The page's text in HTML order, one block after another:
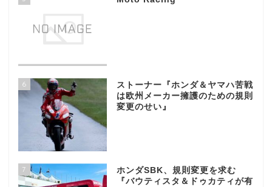
6
ストーナー『ホンダ＆ヤマハ苦戦
は欧州メーカー擁護のための規則
変更のせい』
7
ホンダSBK、規則変更を求む
『バウティスタ＆ドゥカティが有